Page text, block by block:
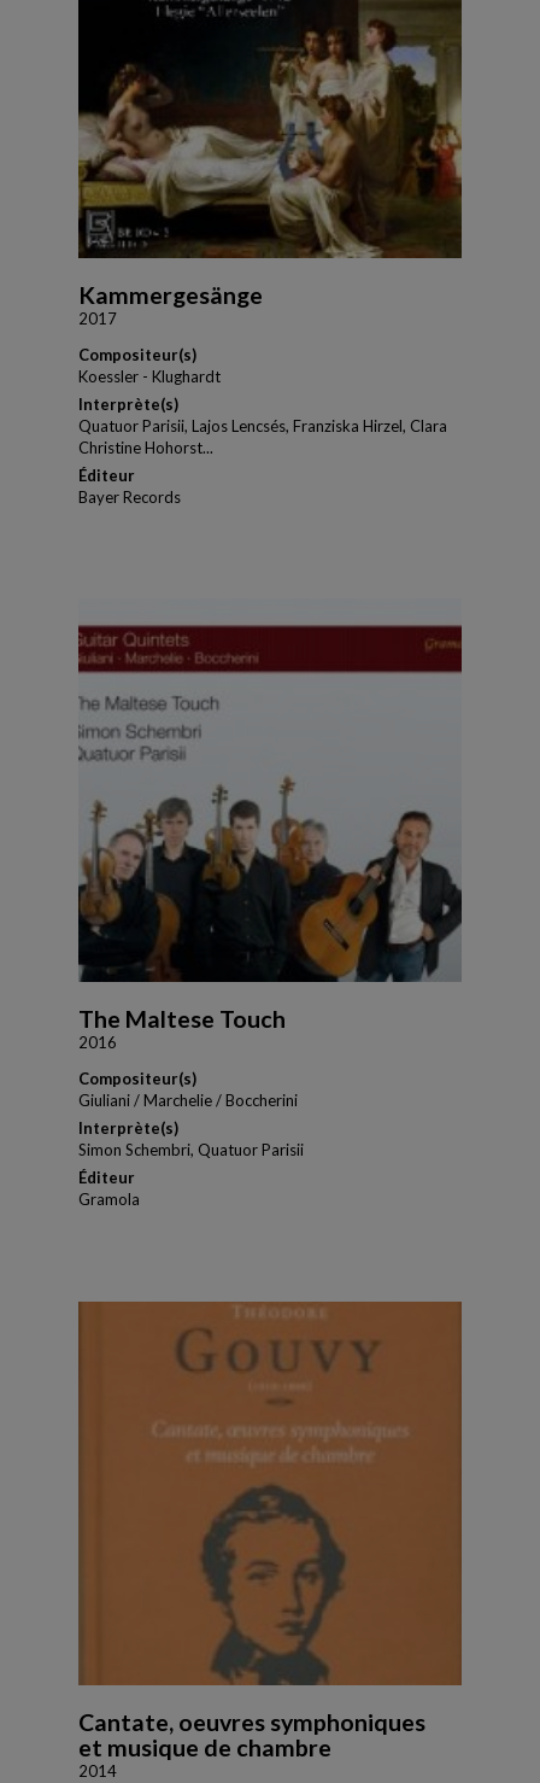
Kammergesänge
2017
Compositeur(s)
Koessler - Klughardt
Interprète(s)
Quatuor Parisii, Lajos Lencsés, Franziska Hirzel, Clara
Christine Hohorst...
Éditeur
Bayer Records
The Maltese Touch
2016
Compositeur(s)
Giuliani / Marchelie / Boccherini
Interprète(s)
Simon Schembri, Quatuor Parisii
Éditeur
Gramola
Cantate, oeuvres symphoniques
et musique de chambre
2014